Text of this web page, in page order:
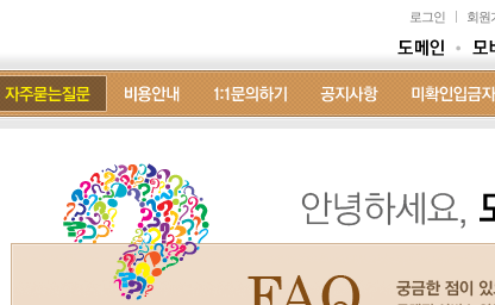
로그인 회원